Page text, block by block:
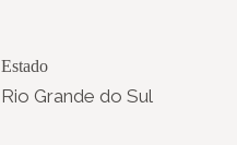
Estado
Rio Grande do Sul